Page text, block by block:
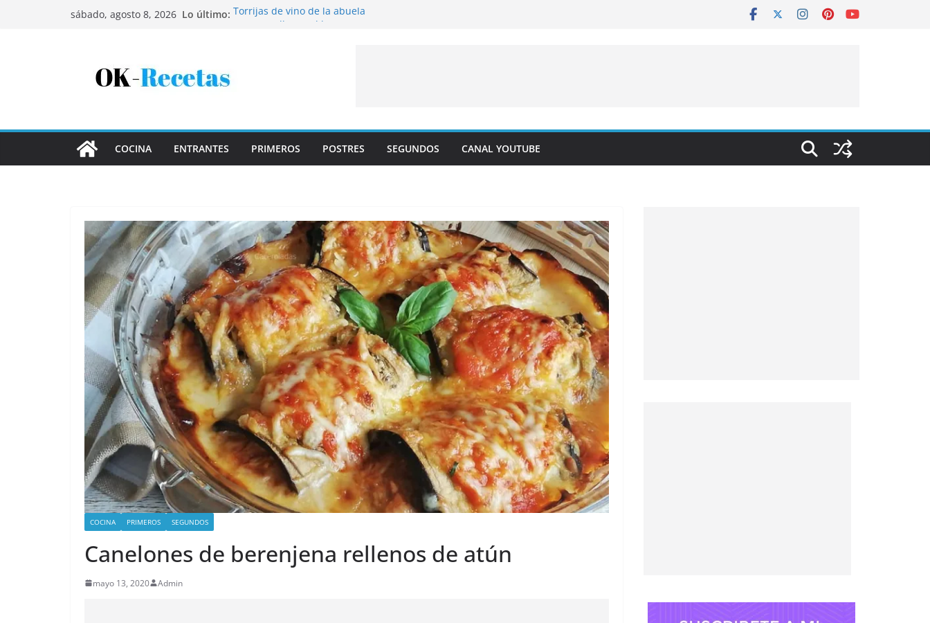
sábado, agosto 8, 2026 Lo último: Torrijas de vino de la abuela
COCINA ENTRANTES PRIMEROS POSTRES SEGUNDOS CANAL YOUTUBE
COCINA PRIMEROS SEGUNDOS
Canelones de berenjena rellenos de atún
mayo 13, 2020 Admin